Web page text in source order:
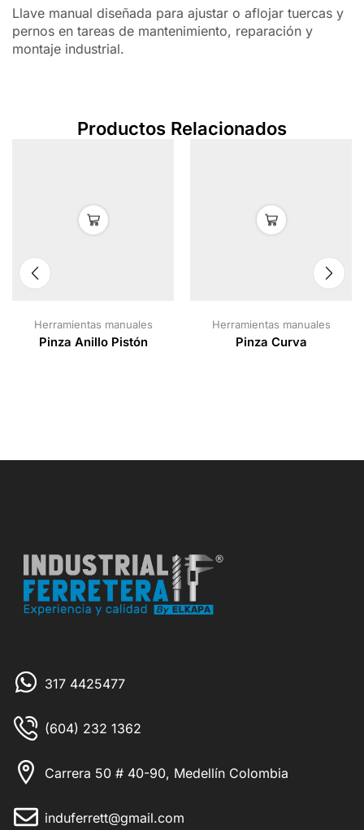
Llave manual diseñada para ajustar o aflojar tuercas y
pernos en tareas de mantenimiento, reparación y
montaje industrial.
Productos Relacionados
Herramientas manuales
Pinza Anillo Pistón
Herramientas manuales
Pinza Curva
317 4425477
(604) 232 1362
Carrera 50 # 40-90, Medellín Colombia
induferrett@gmail.com